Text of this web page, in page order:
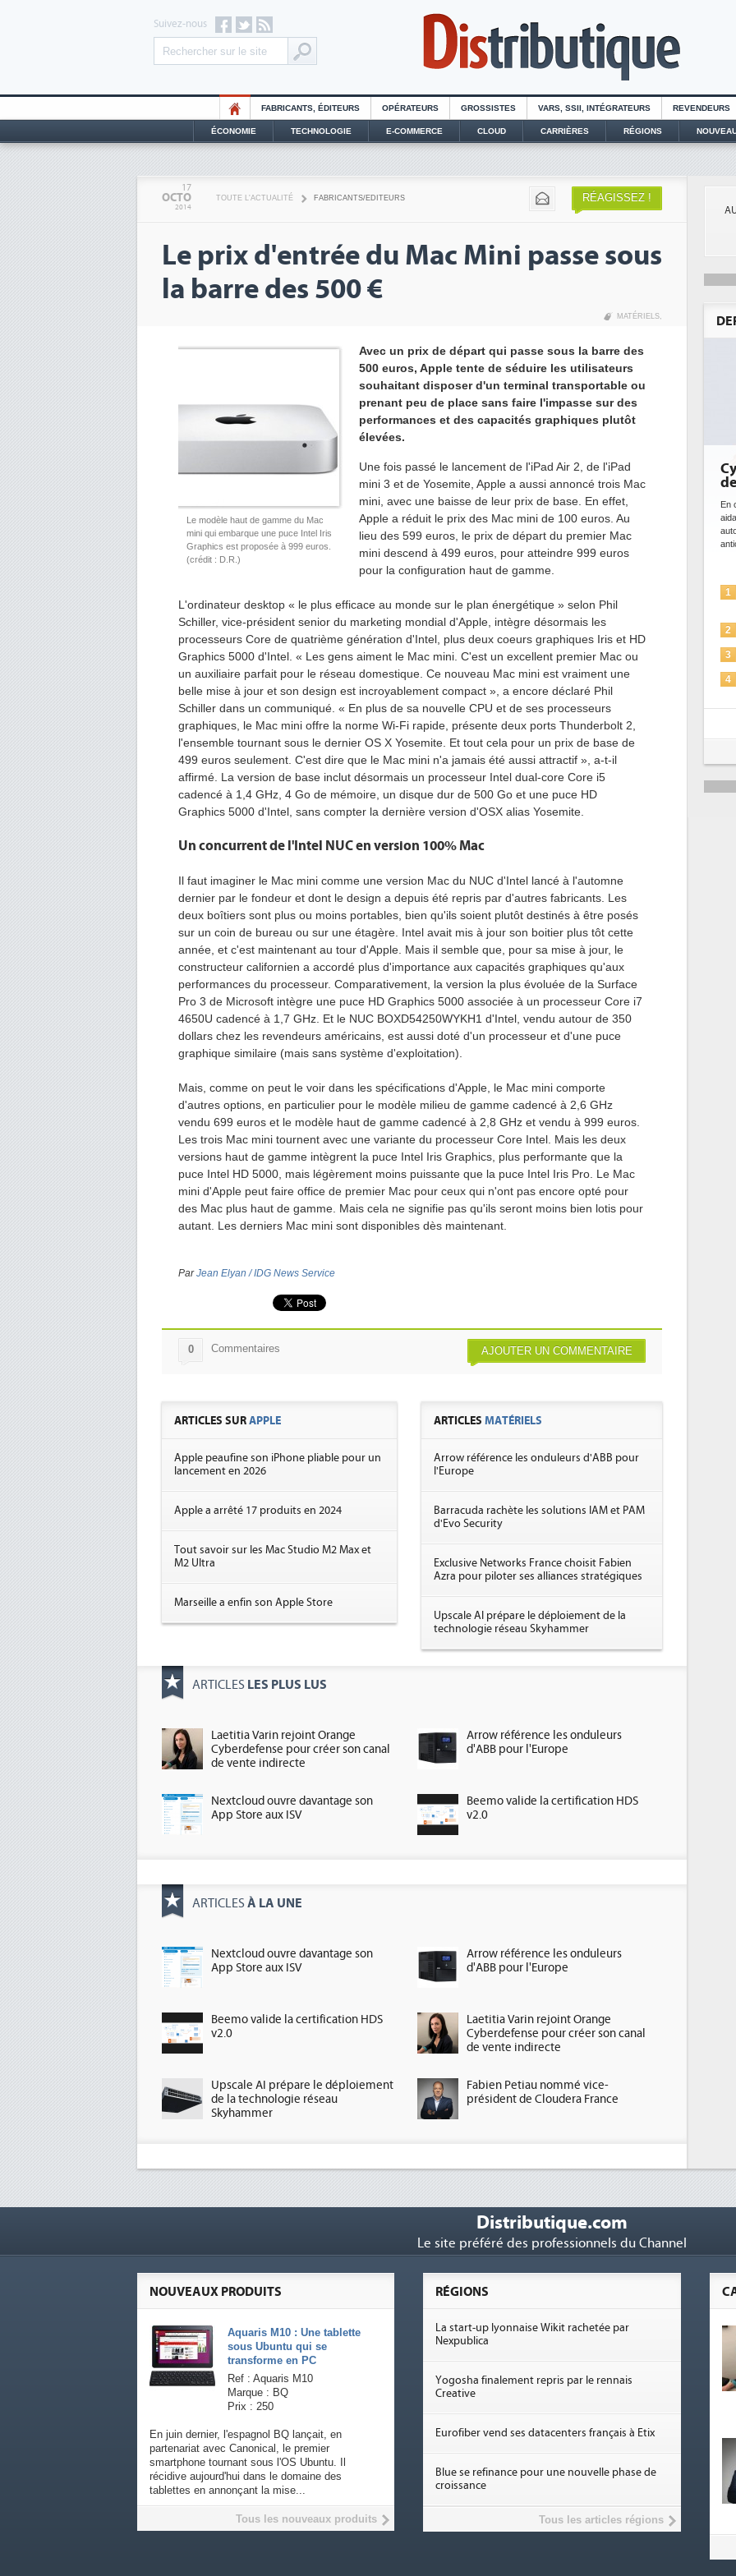
Suivez-nous
FABRICANTS, ÉDITEURS OPÉRATEURS GROSSISTES VARS, SSII, INTÉGRATEURS REVENDEURS
ÉCONOMIE TECHNOLOGIE E-COMMERCE CLOUD CARRIÈRES RÉGIONS
17
OCTO
2014
TOUTE L'ACTUALITÉ FABRICANTS/EDITEURS RÉAGISSEZ !
Le prix d'entrée du Mac Mini passe sous
la barre des 500 €
MATÉRIELS,
Le modèle haut de gamme du Mac
mini qui embarque une puce Intel Iris
Graphics est proposée à 999 euros.
(crédit : D.R.)
Avec un prix de départ qui passe sous la barre des
500 euros, Apple tente de séduire les utilisateurs
souhaitant disposer d'un terminal transportable ou
prenant peu de place sans faire l'impasse sur des
performances et des capacités graphiques plutôt
élevées.
Une fois passé le lancement de l'iPad Air 2, de l'iPad
mini 3 et de Yosemite, Apple a aussi annoncé trois Mac
mini, avec une baisse de leur prix de base. En effet,
Apple a réduit le prix des Mac mini de 100 euros. Au
lieu des 599 euros, le prix de départ du premier Mac
mini descend à 499 euros, pour atteindre 999 euros
pour la configuration haut de gamme.
L'ordinateur desktop « le plus efficace au monde sur le plan énergétique » selon Phil
Schiller, vice-président senior du marketing mondial d'Apple, intègre désormais les
processeurs Core de quatrième génération d'Intel, plus deux coeurs graphiques Iris et HD
Graphics 5000 d'Intel. « Les gens aiment le Mac mini. C'est un excellent premier Mac ou
un auxiliaire parfait pour le réseau domestique. Ce nouveau Mac mini est vraiment une
belle mise à jour et son design est incroyablement compact », a encore déclaré Phil
Schiller dans un communiqué. « En plus de sa nouvelle CPU et de ses processeurs
graphiques, le Mac mini offre la norme Wi-Fi rapide, présente deux ports Thunderbolt 2,
l'ensemble tournant sous le dernier OS X Yosemite. Et tout cela pour un prix de base de
499 euros seulement. C'est dire que le Mac mini n'a jamais été aussi attractif », a-t-il
affirmé. La version de base inclut désormais un processeur Intel dual-core Core i5
cadencé à 1,4 GHz, 4 Go de mémoire, un disque dur de 500 Go et une puce HD
Graphics 5000 d'Intel, sans compter la dernière version d'OSX alias Yosemite.
Un concurrent de l'Intel NUC en version 100% Mac
Il faut imaginer le Mac mini comme une version Mac du NUC d'Intel lancé à l'automne
dernier par le fondeur et dont le design a depuis été repris par d'autres fabricants. Les
deux boîtiers sont plus ou moins portables, bien qu'ils soient plutôt destinés à être posés
sur un coin de bureau ou sur une étagère. Intel avait mis à jour son boitier plus tôt cette
année, et c'est maintenant au tour d'Apple. Mais il semble que, pour sa mise à jour, le
constructeur californien a accordé plus d'importance aux capacités graphiques qu'aux
performances du processeur. Comparativement, la version la plus évoluée de la Surface
Pro 3 de Microsoft intègre une puce HD Graphics 5000 associée à un processeur Core i7
4650U cadencé à 1,7 GHz. Et le NUC BOXD54250WYKH1 d'Intel, vendu autour de 350
dollars chez les revendeurs américains, est aussi doté d'un processeur et d'une puce
graphique similaire (mais sans système d'exploitation).
Mais, comme on peut le voir dans les spécifications d'Apple, le Mac mini comporte
d'autres options, en particulier pour le modèle milieu de gamme cadencé à 2,6 GHz
vendu 699 euros et le modèle haut de gamme cadencé à 2,8 GHz et vendu à 999 euros.
Les trois Mac mini tournent avec une variante du processeur Core Intel. Mais les deux
versions haut de gamme intègrent la puce Intel Iris Graphics, plus performante que la
puce Intel HD 5000, mais légèrement moins puissante que la puce Intel Iris Pro. Le Mac
mini d'Apple peut faire office de premier Mac pour ceux qui n'ont pas encore opté pour
des Mac plus haut de gamme. Mais cela ne signifie pas qu'ils seront moins bien lotis pour
autant. Les derniers Mac mini sont disponibles dès maintenant.
ParJean Elyan / IDG News Service
AJOUTER UN COMMENTAIRE
0 Commentaires
ARTICLES SURAPPLE
Apple peaufine son iPhone pliable pour un
lancement en 2026
Apple a arrêté 17 produits en 2024
Tout savoir sur les Mac Studio M2 Max et
M2 Ultra
Marseille a enfin son Apple Store
ARTICLESMATÉRIELS
Arrow référence les onduleurs d'ABB pour
l'Europe
Barracuda rachète les solutions IAM et PAM
d'Evo Security
Exclusive Networks France choisit Fabien
Azra pour piloter ses alliances stratégiques
Upscale AI prépare le déploiement de la
technologie réseau Skyhammer
ARTICLES LES PLUS LUS
Laetitia Varin rejoint Orange
Cyberdefense pour créer son canal
de vente indirecte
Arrow référence les onduleurs
d'ABB pour l'Europe
Nextcloud ouvre davantage son
App Store aux ISV
Beemo valide la certification HDS
v2.0
ARTICLES À LA UNE
Nextcloud ouvre davantage son
App Store aux ISV
Arrow référence les onduleurs
d'ABB pour l'Europe
Beemo valide la certification HDS
v2.0
Laetitia Varin rejoint Orange
Cyberdefense pour créer son canal
de vente indirecte
Upscale AI prépare le déploiement
de la technologie réseau
Skyhammer
Fabien Petiau nommé vice-
président de Cloudera France
ce
1
2
6
Distributique.com
Le site préféré des professionnels du Channel
NOUVEAUX PRODUITS
Aquaris M10 : Une tablette
sous Ubuntu qui se
transforme en PC
Ref : Aquaris M10
Marque : BQ
Prix : 250
En juin dernier, l'espagnol BQ lançait, en
partenariat avec Canonical, le premier
smartphone tournant sous l'OS Ubuntu. Il
récidive aujourd'hui dans le domaine des
tablettes en annonçant la mise...
Tous les nouveaux produits
RÉGIONS
La start-up lyonnaise Wikit rachetée par
Nexpublica
Yogosha finalement repris par le rennais
Creative
Eurofiber vend ses datacenters français à Etix
Blue se refinance pour une nouvelle phase de
croissance
Tous les articles régions